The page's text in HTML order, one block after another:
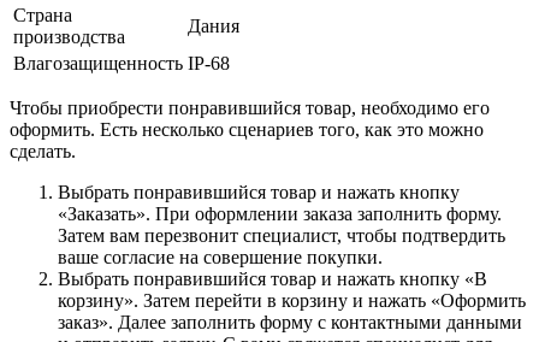
Страна
производства
Дания
Влагозащищенность IP-68
Чтобы приобрести понравившийся товар, необходимо его
оформить. Есть несколько сценариев того, как это можно
сделать.
Выбрать понравившийся товар и нажать кнопку
«Заказать». При оформлении заказа заполнить форму.
Затем вам перезвонит специалист, чтобы подтвердить
ваше согласие на совершение покупки.
Выбрать понравившийся товар и нажать кнопку «В
корзину». Затем перейти в корзину и нажать «Оформить
заказ». Далее заполнить форму с контактными данными